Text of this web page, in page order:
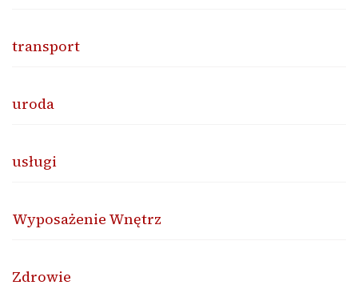
transport
uroda
usługi
Wyposażenie Wnętrz
Zdrowie